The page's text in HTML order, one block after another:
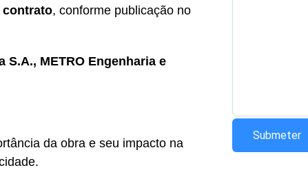
contrato, conforme publicação no
S.A., METRO Engenharia e
da obra e seu impacto na